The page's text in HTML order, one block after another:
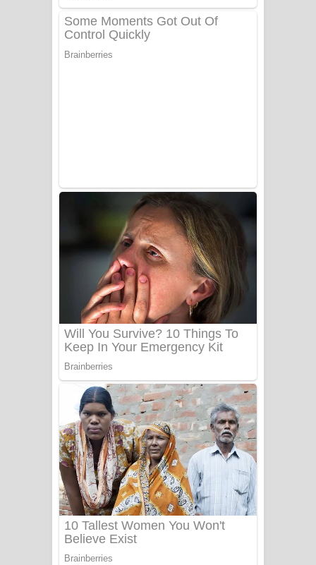
Sanda Babalena Song Lyrics - සඳ
බැබලෙන ගීතයේ පද පෙළ
Katakara Song Lyrics - කටකාර ගීතයේ
පද පෙළ
Tharu Yaye Dilena Song Lyrics - තරු
යායේ දිලෙනා ගීතයේ පද පෙළ
Ow Man Sosa Song Lyrics - ඔව් මං
සෝසා ගීතයේ පද පෙළ
Heavy Weight Song Lyrics
Aye Lanweela Song Lyrics - ආයේ
ලංවීලා ගීතයේ පද පෙළ
Ala purannata Song Lyrics - ආල
පුරන්නට ගීතයේ පද පෙළ
FEVER DREAM Lyrics - Alex Warren
BTS : Hooligan Lyrics